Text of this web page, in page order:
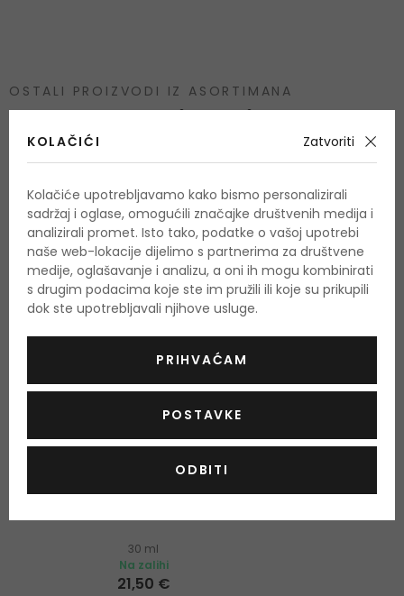
OSTALI PROIZVODI IZ ASORTIMANA
Dr. Althea Vitamin C
Dr. Althea Vitamin C Boosting Serum
30 ml
Na zalihi
21,50 €
KOLAČIĆI Zatvoriti
Kolačiće upotrebljavamo kako bismo personalizirali
sadržaj i oglase, omogućili značajke društvenih medija i
analizirali promet. Isto tako, podatke o vašoj upotrebi
naše web-lokacije dijelimo s partnerima za društvene
medije, oglašavanje i analizu, a oni ih mogu kombinirati
s drugim podacima koje ste im pružili ili koje su prikupili
dok ste upotrebljavali njihove usluge.
PRIHVAĆAM
POSTAVKE
ODBITI